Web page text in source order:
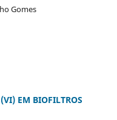
Gomes
EM BIOFILTROS